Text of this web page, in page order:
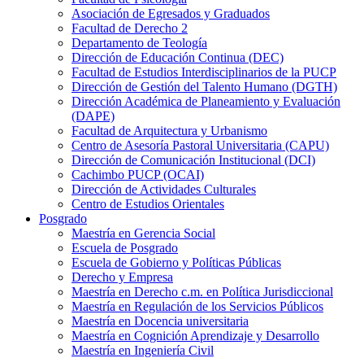
Asociación de Egresados y Graduados
Facultad de Derecho 2
Departamento de Teología
Dirección de Educación Continua (DEC)
Facultad de Estudios Interdisciplinarios de la PUCP
Dirección de Gestión del Talento Humano (DGTH)
Dirección Académica de Planeamiento y Evaluación
(DAPE)
Facultad de Arquitectura y Urbanismo
Centro de Asesoría Pastoral Universitaria (CAPU)
Dirección de Comunicación Institucional (DCI)
Cachimbo PUCP (OCAI)
Dirección de Actividades Culturales
Centro de Estudios Orientales
Posgrado
Maestría en Gerencia Social
Escuela de Posgrado
Escuela de Gobierno y Políticas Públicas
Derecho y Empresa
Maestría en Derecho c.m. en Política Jurisdiccional
Maestría en Regulación de los Servicios Públicos
Maestría en Docencia universitaria
Maestría en Cognición Aprendizaje y Desarrollo
Maestría en Ingeniería Civil